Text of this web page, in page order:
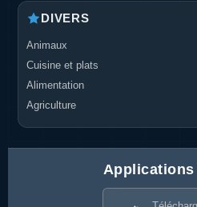
DIVERS
Animaux
Cuisine et plats
Alimentation
Agriculture